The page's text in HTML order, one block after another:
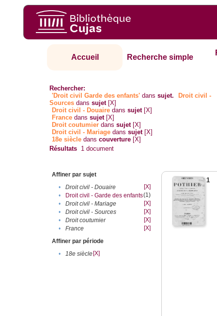
Accueil Recherche simple
Rechercher:
'Droit civil Garde des enfants' danssujet.
Droit civil -
Sources danssujet [X]
Droit civil - Douaire danssujet [X]
France danssujet [X]
Droit coutumier danssujet [X]
Droit civil - Mariage danssujet [X]
18e siècle danscouverture [X]
Résultats 1 document
Affiner par sujet
•
Droit civil - Douaire
[X]
•
Droit civil - Garde des enfants(1)
•
Droit civil - Mariage
[X]
•
Droit civil - Sources
[X]
•
Droit coutumier
[X]
•
France
[X]
Affiner par période
•
18e siècle[X]
1